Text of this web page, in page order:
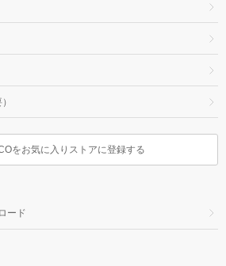
をお気に入りストアに登録する
ード